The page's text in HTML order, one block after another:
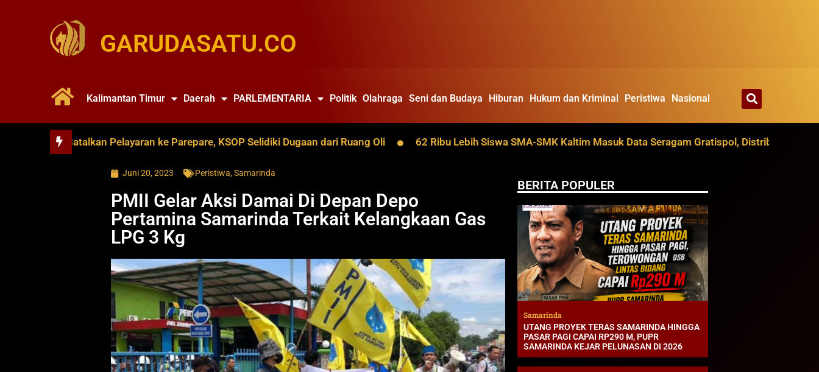
GARUDASATU.CO
Kalimantan Timur Daerah PARLEMENTARIA Politik Olahraga Seni dan Budaya Hiburan Hukum dan Kriminal Peristiwa Nasional
Soya Batalkan Pelayaran ke Parepare, KSOP Selidiki Dugaan dari Ruang Oli 62 Ribu Lebih Siswa SMA-SMK Kaltim Masuk Data Seragam Gratispol, Distribusi Ditarget
Juni 20, 2023 Peristiwa,Samarinda
PMII Gelar Aksi Damai Di Depan Depo
Pertamina Samarinda Terkait Kelangkaan Gas
LPG 3 Kg
BERITA POPULER
Samarinda
UTANG PROYEK TERAS SAMARINDA HINGGA
PASAR PAGI CAPAI RP290 M, PUPR
SAMARINDA KEJAR PELUNASAN DI 2026